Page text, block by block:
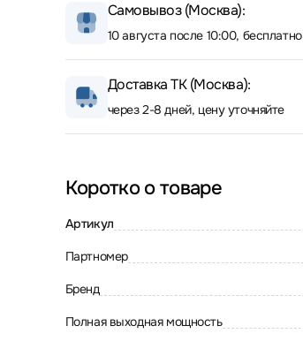
Самовывоз (Москва):
10 августа после 10:00, бесплатно
Доставка ТК (Москва):
через 2-8 дней, цену уточняйте
Коротко о товаре
Артикул
Партномер
Бренд
Полная выходная мощность